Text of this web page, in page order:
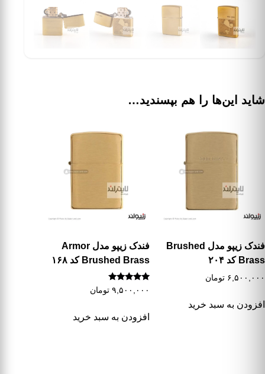
شاید این‌ها را هم بپسندید…
فندک زیپو مدل Brushed
Brass کد ۲۰۴
۶,۵۰۰,۰۰۰ تومان
افزودن به سبد خرید
فندک زیپو مدل Armor
Brushed Brass کد ۱۶۸
نمره
۹,۵۰۰,۰۰۰ تومان
افزودن به سبد خرید